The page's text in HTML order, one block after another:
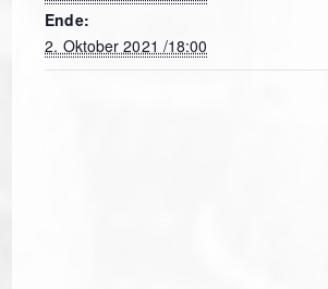
Ende:
2. Oktober 2021 /18:00